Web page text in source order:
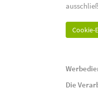
Cookie-
Die